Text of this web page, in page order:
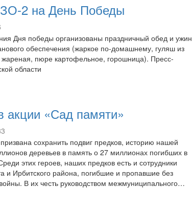
2 на День Победы
Дня победы организованы праздничный обед и ужин
обеспечения (жаркое по-домашнему, гуляш из
пюре картофельное, горошница). Пресс-
области
акции «Сад памяти»
сохранить подвиг предков, историю нашей
деревьев в память о 27 миллионах погибших в
этих героев, наших предков есть и сотрудники
и Ирбитского района, погибшие и пропавшие без
В их честь руководством межмуниципального…